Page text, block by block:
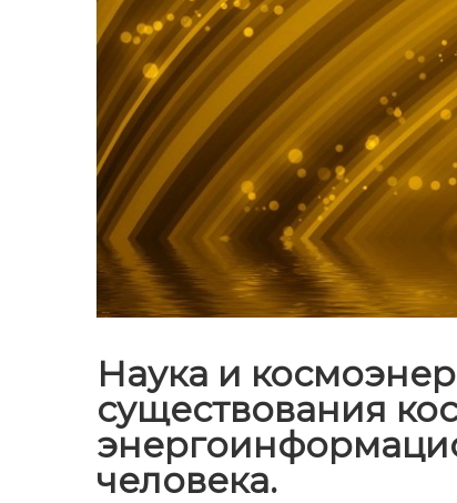
Наука и
существования
человека.